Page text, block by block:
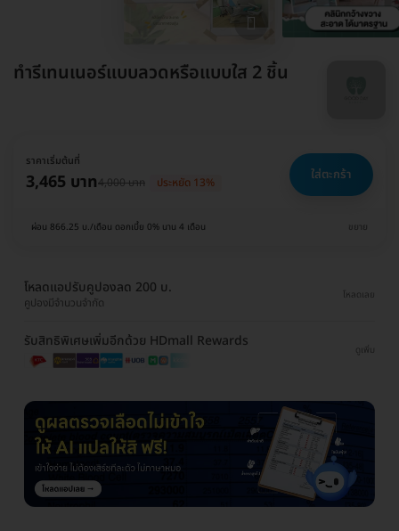
ทำรีเทนเนอร์แบบลวดหรือแบบใส 2 ชิ้น
ราคาเริ่มต้นที่
3,465 บาท4,000 บาท ประหยัด 13% ใส่ตะกร้า
ผ่อน 866.25 บ./เดือน ดอกเบี้ย 0% นาน 4 เดือน ขยาย
โหลดแอปรับคูปองลด 200 บ.
คูปองมีจำนวนจำกัด
โหลดเลย
รับสิทธิพิเศษเพิ่มอีกด้วย HDmall Rewards
ดูเพิ่ม